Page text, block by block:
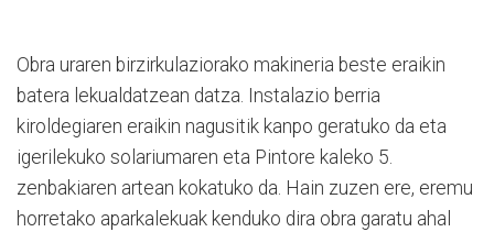
Obra uraren birzirkulaziorako makineria beste eraikin
batera lekualdatzean datza. Instalazio berria
kiroldegiaren eraikin nagusitik kanpo geratuko da eta
igerilekuko solariumaren eta Pintore kaleko 5.
zenbakiaren artean kokatuko da. Hain zuzen ere, eremu
horretako aparkalekuak kenduko dira obra garatu ahal